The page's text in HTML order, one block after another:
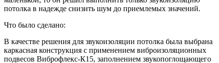
потолка в надежде снизить шум до приемлемых значений.
Что было сделано:
В качестве решения для звукоизоляции потолка была выбрана
каркасная конструкция с применением виброизоляционных
подвесов Виброфлекс-К15, заполнением звукопоглощающего